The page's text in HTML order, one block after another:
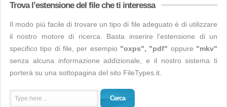
Trova l’estensione del file che ti interessa
Il modo più facile di trovare un tipo di file adeguato è di utilizzare
il nostro motore di ricerca. Basta inserire l’estensione di un
specifico tipo di file, per esempio "oxps", "pdf" oppure "mkv"
senza alcuna informazione addizionale, e il nostro sistema ti
porterà su una sottopagina del sito FileTypes.it.
Cerca